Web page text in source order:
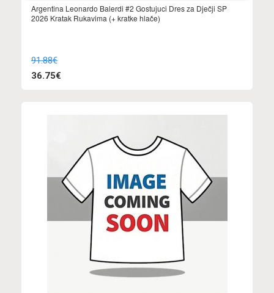
Argentina Leonardo Balerdi #2 Gostujuci Dres za Dječji SP
2026 Kratak Rukavima (+ kratke hlače)
91.88€
36.75€